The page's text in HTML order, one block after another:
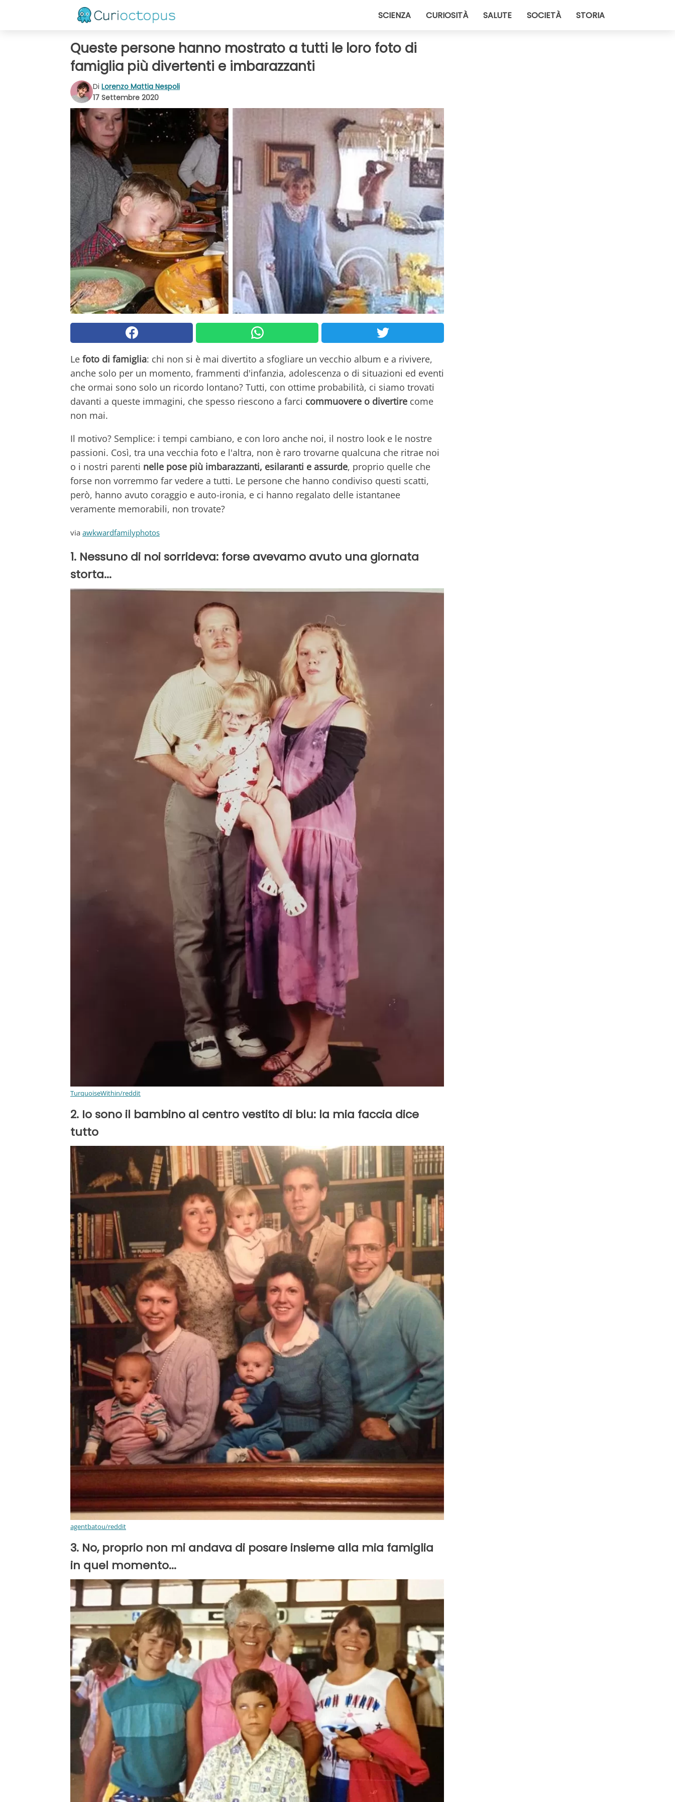
SCIENZA CURIOSITÀ SALUTE SOCIETÀ STORIA
Queste persone hanno mostrato a tutti le loro foto di
famiglia più divertenti e imbarazzanti
Di Lorenzo Mattia Nespoli
17 Settembre 2020
Le foto di famiglia: chi non si è mai divertito a sfogliare un vecchio album e a rivivere,
anche solo per un momento, frammenti d'infanzia, adolescenza o di situazioni ed eventi
che ormai sono solo un ricordo lontano? Tutti, con ottime probabilità, ci siamo trovati
davanti a queste immagini, che spesso riescono a farci commuovere o divertire come
non mai.
Il motivo? Semplice: i tempi cambiano, e con loro anche noi, il nostro look e le nostre
passioni. Così, tra una vecchia foto e l'altra, non è raro trovarne qualcuna che ritrae noi
o i nostri parenti nelle pose più imbarazzanti, esilaranti e assurde, proprio quelle che
forse non vorremmo far vedere a tutti. Le persone che hanno condiviso questi scatti,
però, hanno avuto coraggio e auto-ironia, e ci hanno regalato delle istantanee
veramente memorabili, non trovate?
via awkwardfamilyphotos
1. Nessuno di noi sorrideva: forse avevamo avuto una giornata
storta...
TurquoiseWithin/reddit
2. Io sono il bambino al centro vestito di blu: la mia faccia dice
tutto
agentbatou/reddit
3. No, proprio non mi andava di posare insieme alla mia famiglia
in quel momento...